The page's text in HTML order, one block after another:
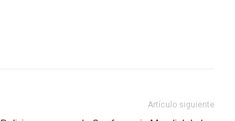
Artículo siguiente